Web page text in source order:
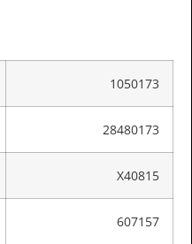
1050173
28480173
X40815
607157